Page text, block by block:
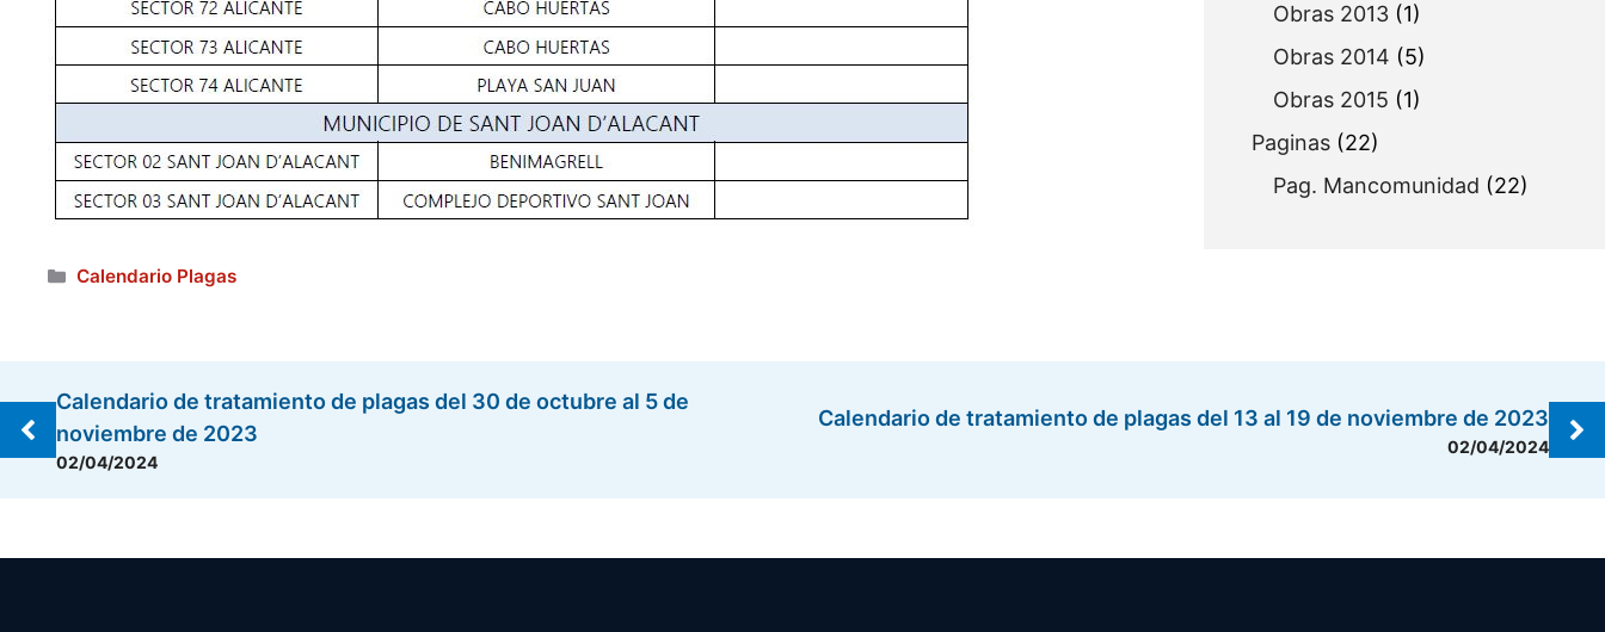
Categorías
Calendario Plagas
Obras 2013 (1)
Obras 2014 (5)
Obras 2015 (1)
Paginas (22)
Pag. Mancomunidad (22)
Calendario de tratamiento de plagas del 30 de octubre al 5 de
noviembre de 2023
02/04/2024
Calendario de tratamiento de plagas del 13 al 19 de noviembre de 2023
02/04/2024